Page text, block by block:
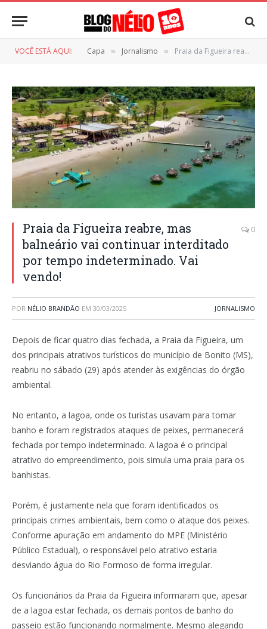
VOCÊ ESTÁ AQUI: Capa » Jornalismo » Praia da Figueira reabre, mas balneário vai continuar interditado por tempo indeterminado. Vai vendo!
Praia da Figueira reabre, mas
balneário vai continuar interditado
por tempo indeterminado. Vai
vendo!
0
POR NÉLIO BRANDÃO EM 30/03/2025 JORNALISMO
Depois de ficar quatro dias fechada, a Praia da Figueira, um
dos principais atrativos turísticos do município de Bonito (MS),
reabriu no sábado (29) após atender às exigências do órgão
ambiental.
No entanto, a lagoa, onde os turistas usavam para tomar
banho e foram registrados ataques de peixes, permanecerá
fechada por tempo indeterminado. A lagoa é o principal
atrativo do empreendimento, pois simula uma praia para os
banhistas.
Porém, é justamente nela que foram identificados os
principais crimes ambientais, bem como o ataque dos peixes.
Conforme apuração em andamento do MPE (Ministério
Público Estadual), o responsável pelo atrativo estaria
desviando água do Rio Formoso de forma irregular.
Os funcionários da Praia da Figueira informaram que, apesar
de a lagoa estar fechada, os demais pontos de banho do
passeio estão funcionando normalmente. Mesmo alegando